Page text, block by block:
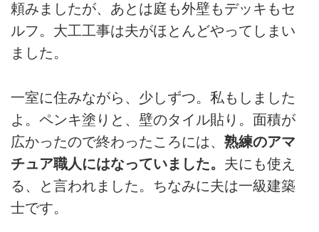
頼みましたが、あとは庭も外壁もデッキもセ
ルフ。大工工事は夫がほとんどやってしまい
ました。
一室に住みながら、少しずつ。私もしました
よ。ペンキ塗りと、壁のタイル貼り。面積が
広かったので終わったころには、 熟練のアマ
チュア職人にはなっていました。 夫にも使え
る、と言われました。ちなみに夫は一級建築
士です。